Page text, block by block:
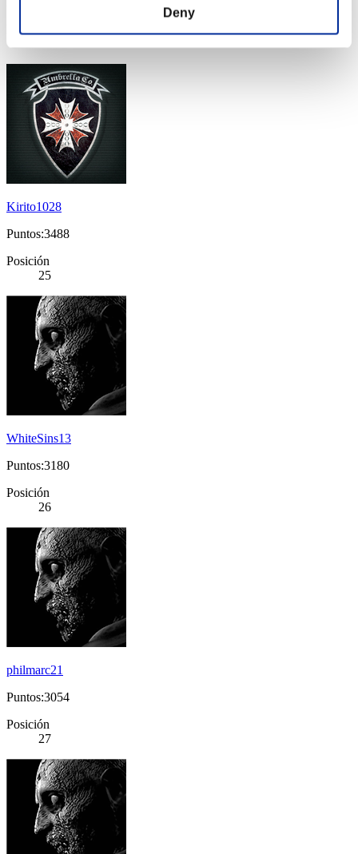
Deny
Posición
Kirito1028
Puntos:3488
Posición
25
WhiteSins13
Puntos:3180
Posición
26
philmarc21
Puntos:3054
Posición
27